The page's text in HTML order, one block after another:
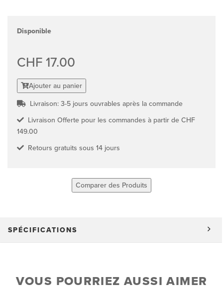
Disponible
CHF 17.00
Ajouter au panier
Livraison: 3-5 jours ouvrables après la commande
Livraison Offerte pour les commandes à partir de CHF
149.00
Retours gratuits sous 14 jours
Comparer des Produits
SPÉCIFICATIONS
VOUS POURRIEZ AUSSI AIMER